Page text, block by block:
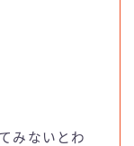
みないとわ